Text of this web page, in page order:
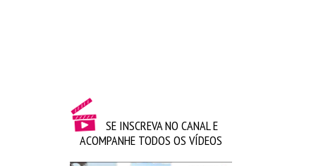
Zona Criativa –Roleta| Pinguim
SE INSCREVA NO CANAL E
ACOMPANHE TODOS OS VÍDEOS